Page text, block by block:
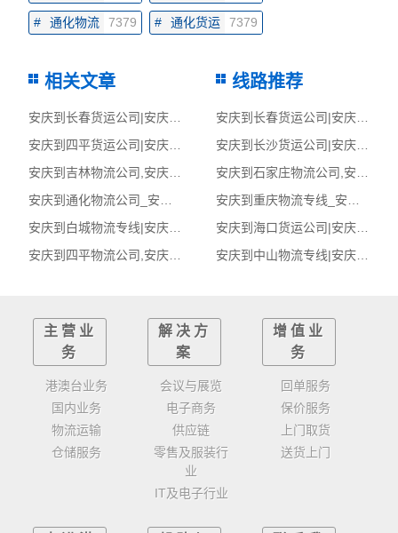
# 通化物流 7379 # 通化货运 7379
相关文章 线路推荐
主营业
务
港澳台业务
国内业务
物流运输
仓储服务
解决方
案
会议与展览
电子商务
供应链
零售及服装行
业
IT及电子行业
增值业
务
回单服务
保价服务
上门取货
送货上门